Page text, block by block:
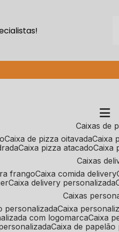
caixas de
caixa de pizza oitavada caixa
caixa pizza atacado caixa
caixas
frango caixa comida delivery
caixa delivery personalizada
caixas
personalizada caixa
com logomarca caixa
caixa de